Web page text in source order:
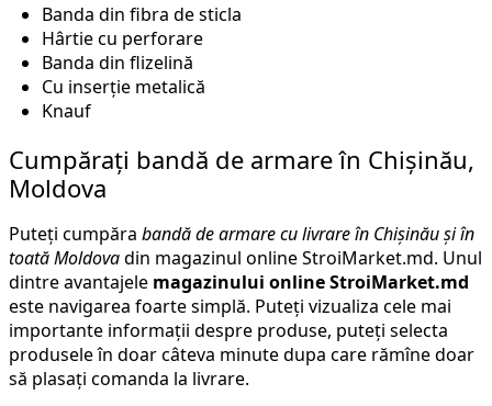
Banda din fibra de sticla
Hârtie cu perforare
Banda din flizelină
Cu inserție metalică
Knauf
Cumpărați bandă de armare în Chișinău,
Moldova
Puteți cumpăra bandă de armare cu livrare în Chișinău și în
toată Moldovadin magazinul online StroiMarket.md. Unul
dintre avantajele magazinului online StroiMarket.md
este navigarea foarte simplă. Puteți vizualiza cele mai
importante informații despre produse, puteți selecta
produsele în doar câteva minute dupa care rămîne doar
să plasați comanda la livrare.